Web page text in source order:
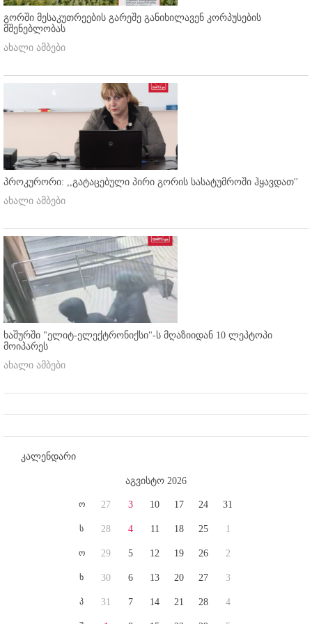
გორში მესაკუთრეების გარეშე განიხილავენ კორპუსების
მშენებლობას
ახალი ამბები
პროკურორი: ,,გატაცებული პირი გორის სასატუმროში ჰყავდათ''
ახალი ამბები
ხაშურში "ელიტ-ელექტრონიქსი"-ს მღაზიიდან 10 ლეპტოპი
მოიპარეს
ახალი ამბები
კალენდარი
აგვისტო 2026
ო
ს
ო
ხ
პ
27
28
29
30
31
3
4
5
6
7
10
11
12
13
14
17
18
19
20
21
24
25
26
27
28
31
1
2
3
4